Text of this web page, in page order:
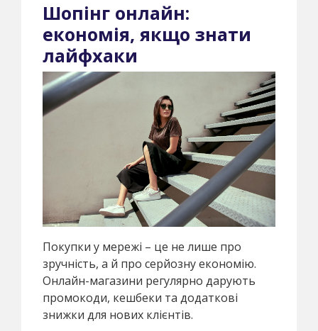
Шопінг онлайн:
економія, якщо знати
лайфхаки
Покупки у мережі – це не лише про
зручність, а й про серйозну економію.
Онлайн-магазини регулярно дарують
промокоди, кешбеки та додаткові
знижки для нових клієнтів.